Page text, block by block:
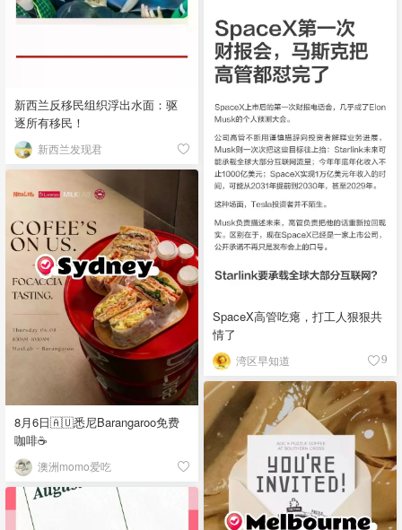
新西兰反移民组织浮出水面：驱
逐所有移民！
新西兰发现君
SpaceX高管吃瘪，打工人狠狠共
情了
湾区早知道 9
8月6日🇦🇺悉尼Barangaroo免费
咖啡☕
澳洲momo爱吃